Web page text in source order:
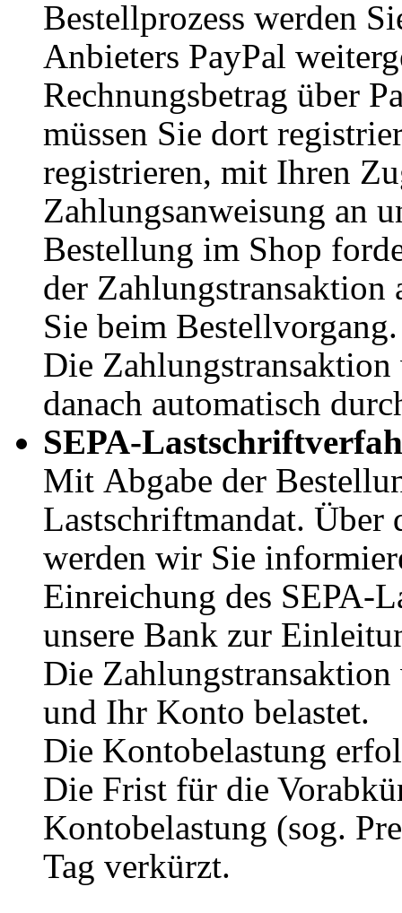
Bestellprozess werden
Anbieters PayPal
Rechnungsbetrag über
müssen Sie dort
registrieren, mit Ihren
Zahlungsanweisung an
Bestellung im Shop
der Zahlungstransaktion
Sie beim Bestellvorgang.
Die
danach automatisch
SEPA-
Mit Abgabe der
Lastschriftmandat. Über
werden wir Sie
Einreichung des SEPA-
unsere Bank zur
Die
und Ihr Konto belastet.
Die Kontobelastung
Die Frist für die
Kontobelastung (sog.
Tag verkürzt.